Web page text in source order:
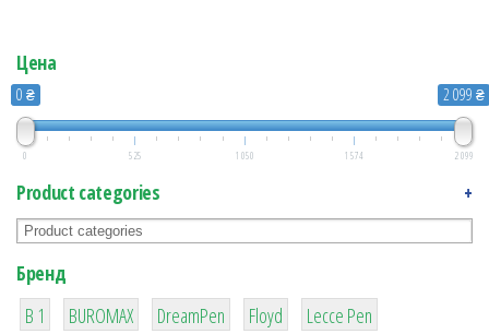
Цена
0 ₴ 2 099 ₴
0 525 1 050 1 574 2 099
Product categories +
Бренд
B 1
1
BUROMAX
1
DreamPen
2
Floyd
2
Lecce Pen